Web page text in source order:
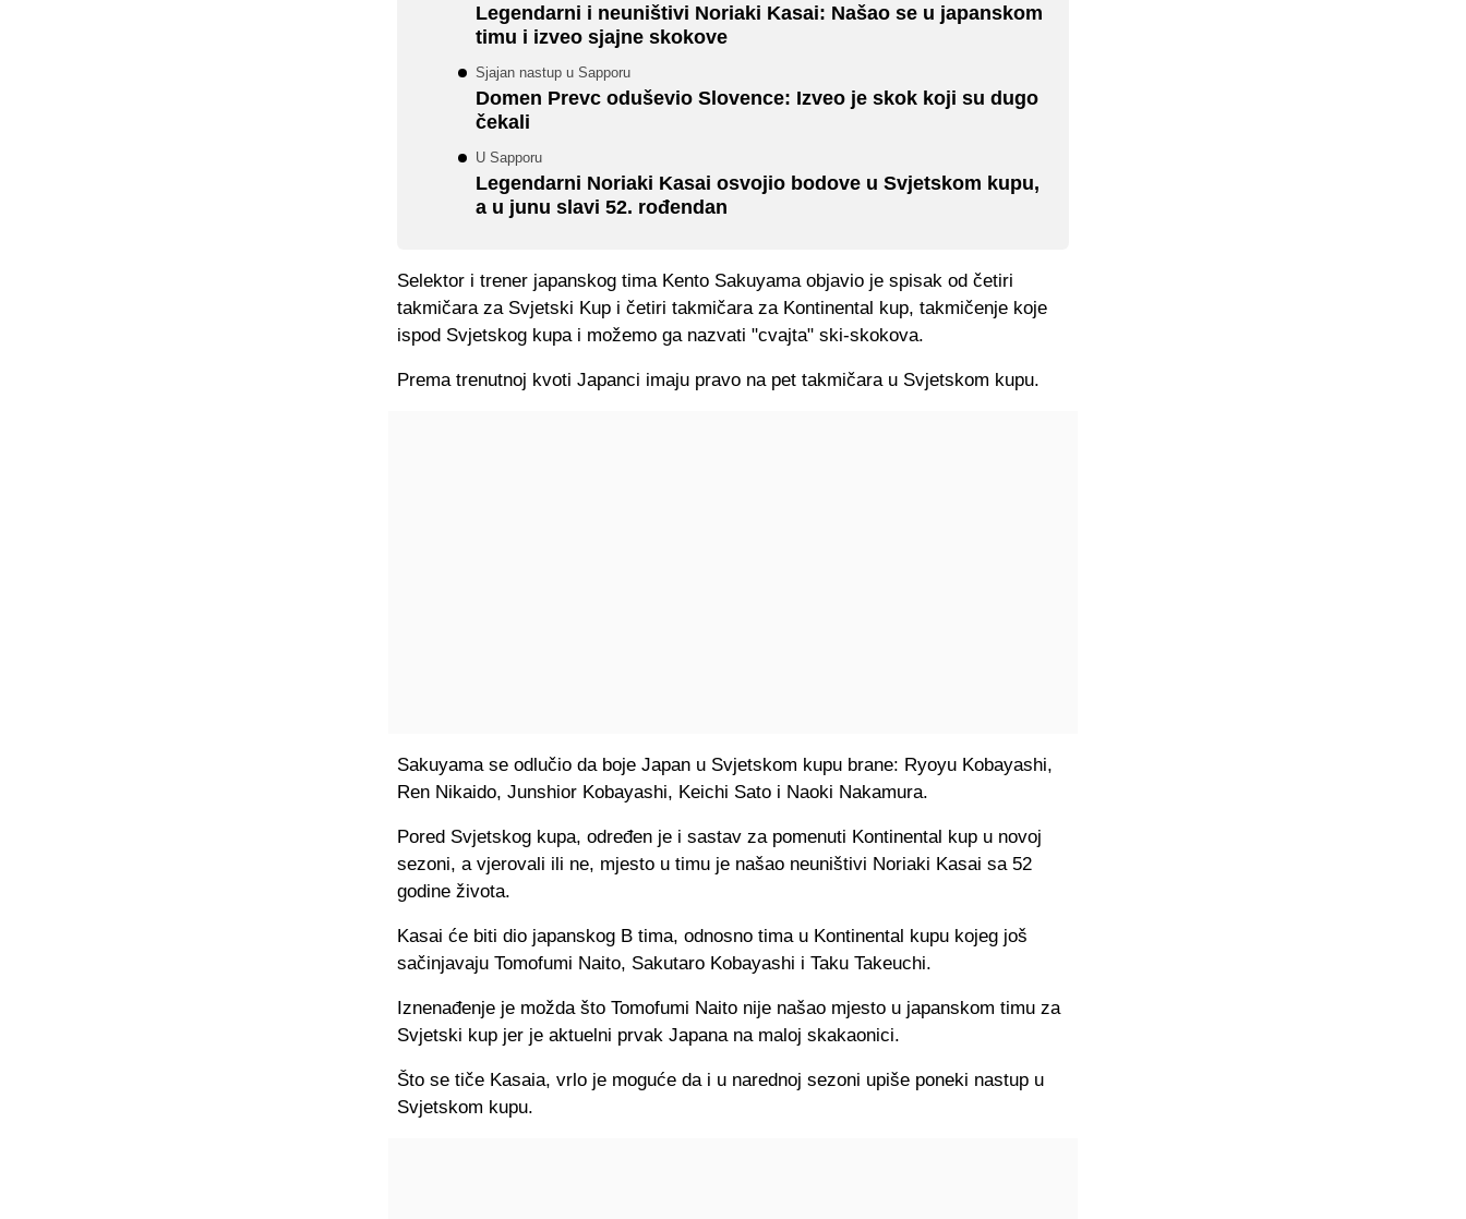
Legendarni i neuništivi Noriaki Kasai: Našao se u japanskom
timu i izveo sjajne skokove
Sjajan nastup u Sapporu
Domen Prevc oduševio Slovence: Izveo je skok koji su dugo
čekali
U Sapporu
Legendarni Noriaki Kasai osvojio bodove u Svjetskom kupu,
a u junu slavi 52. rođendan
Selektor i trener japanskog tima Kento Sakuyama objavio je spisak od četiri
takmičara za Svjetski Kup i četiri takmičara za Kontinental kup, takmičenje koje
ispod Svjetskog kupa i možemo ga nazvati "cvajta" ski-skokova.
Prema trenutnoj kvoti Japanci imaju pravo na pet takmičara u Svjetskom kupu.
Sakuyama se odlučio da boje Japan u Svjetskom kupu brane: Ryoyu Kobayashi,
Ren Nikaido, Junshior Kobayashi, Keichi Sato i Naoki Nakamura.
Pored Svjetskog kupa, određen je i sastav za pomenuti Kontinental kup u novoj
sezoni, a vjerovali ili ne, mjesto u timu je našao neuništivi Noriaki Kasai sa 52
godine života.
Kasai će biti dio japanskog B tima, odnosno tima u Kontinental kupu kojeg još
sačinjavaju Tomofumi Naito, Sakutaro Kobayashi i Taku Takeuchi.
Iznenađenje je možda što Tomofumi Naito nije našao mjesto u japanskom timu za
Svjetski kup jer je aktuelni prvak Japana na maloj skakaonici.
Što se tiče Kasaia, vrlo je moguće da i u narednoj sezoni upiše poneki nastup u
Svjetskom kupu.